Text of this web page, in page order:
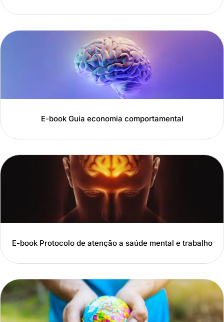
E-book Guia economia comportamental
E-book Protocolo de atenção a saúde mental e trabalho